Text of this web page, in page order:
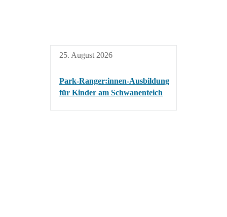
25. August 2026
Park-Ranger:innen-Ausbildung
für Kinder am Schwanenteich